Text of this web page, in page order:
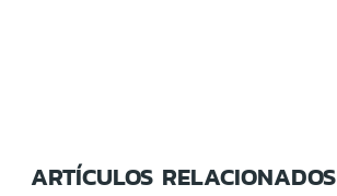
ARTÍCULOS RELACIONADOS